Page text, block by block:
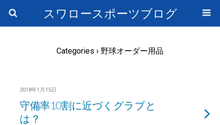
スワロースポーツブログ
Categories › 野球オーダー用品
2018年1月15日
守備率10割に近づくグラブと
は？